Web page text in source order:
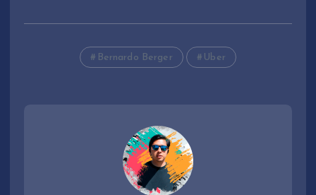
Bernardo Berger Uber